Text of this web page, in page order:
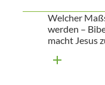
Welcher
werden –
macht Jesus